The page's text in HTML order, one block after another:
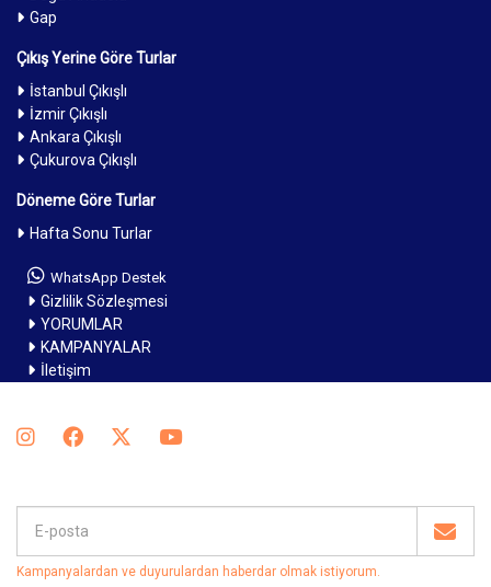
Gap
Çıkış Yerine Göre Turlar
İstanbul Çıkışlı
İzmir Çıkışlı
Ankara Çıkışlı
Çukurova Çıkışlı
Döneme Göre Turlar
Hafta Sonu Turlar
WhatsApp Destek
Gizlilik Sözleşmesi
YORUMLAR
KAMPANYALAR
İletişim
Kampanyalardan ve duyurulardan haberdar olmak istiyorum.